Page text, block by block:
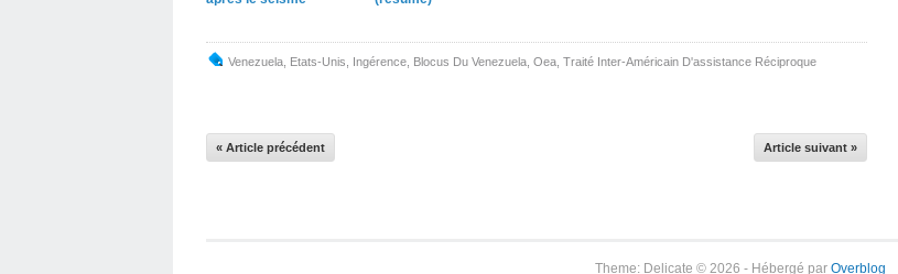
Venezuela Etats-Unis Ingérence Blocus Du Venezuela Oea Traité Inter-Américain D'assistance Réciproque
« Article précédent Article suivant »
Theme: Delicate © 2026 - Hébergé par Overblog